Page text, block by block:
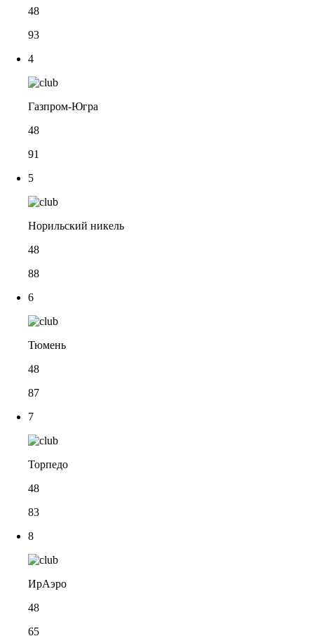
48
93
4
Газпром-Югра
48
91
5
Норильский никель
48
88
6
Тюмень
48
87
7
Торпедо
48
83
8
ИрАэро
48
65